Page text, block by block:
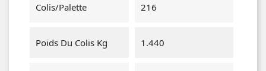
Colis/Palette 216
Poids Du Colis Kg 1.440